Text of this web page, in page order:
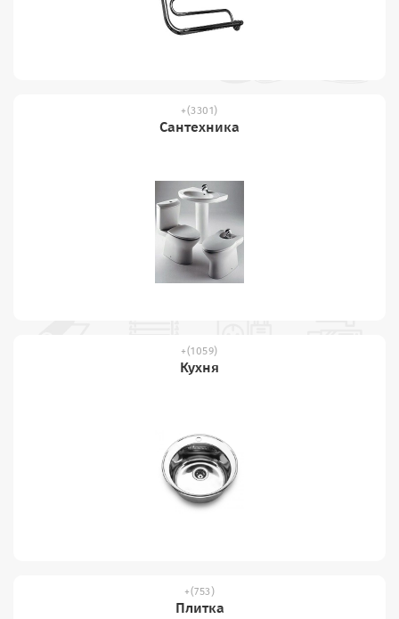
(3301)
Сантехника
(1059)
Кухня
(753)
Плитка